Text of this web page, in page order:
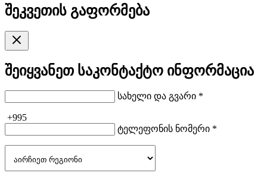
შეკვეთის გაფორმება
შეიყვანეთ საკონტაქტო ინფორმაცია
სახელი და გვარი *
+995
ტელეფონის ნომერი *